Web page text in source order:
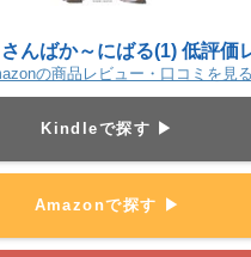
んばか～にばる(1) 低評価
の商品レビュー・口コミを見る
Kindleで探す ▶
Amazonで探す ▶